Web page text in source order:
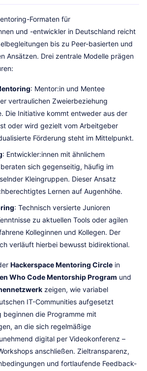
Formaten für
und -entwickler in Deutschland reicht
bis zu Peer-basierten und
Ansätzen. Drei zentrale Modelle prägen
: Mentor:in und Mentee
vertraulichen Zweierbeziehung
Die Initiative kommt entweder aus der
oder wird gezielt vom Arbeitgeber
Förderung steht im Mittelpunkt.
: Entwickler:innen mit ähnlichem
sich gegenseitig, häufig im
Kleingruppen. Dieser Ansatz
Lernen auf Augenhöhe.
: Technisch versierte Junioren
zu aktuellen Tools oder agilen
Kolleginnen und Kollegen. Der
verläuft hierbei bewusst bidirektional.
Hackerspace Mentoring Circle in
Who Code Mentorship Program und
zeigen, wie variabel
IT-Communities aufgesetzt
beginnen die Programme mit
an die sich regelmäßige
digital per Videokonferenz –
anschließen. Zieltransparenz,
und fortlaufende Feedback-